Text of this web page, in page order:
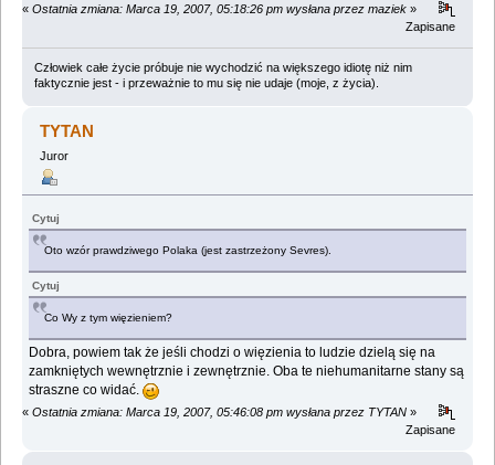
« Ostatnia zmiana: Marca 19, 2007, 05:18:26 pm wysłana przez maziek »
Zapisane
Człowiek całe życie próbuje nie wychodzić na większego idiotę niż nim
faktycznie jest - i przeważnie to mu się nie udaje (moje, z życia).
TYTAN
Juror
Cytuj
Oto wzór prawdziwego Polaka (jest zastrzeżony Sevres).
Cytuj
Co Wy z tym więzieniem?
Dobra, powiem tak że jeśli chodzi o więzienia to ludzie dzielą się na
zamkniętych wewnętrznie i zewnętrznie. Oba te niehumanitarne stany są
straszne co widać.
« Ostatnia zmiana: Marca 19, 2007, 05:46:08 pm wysłana przez TYTAN »
Zapisane